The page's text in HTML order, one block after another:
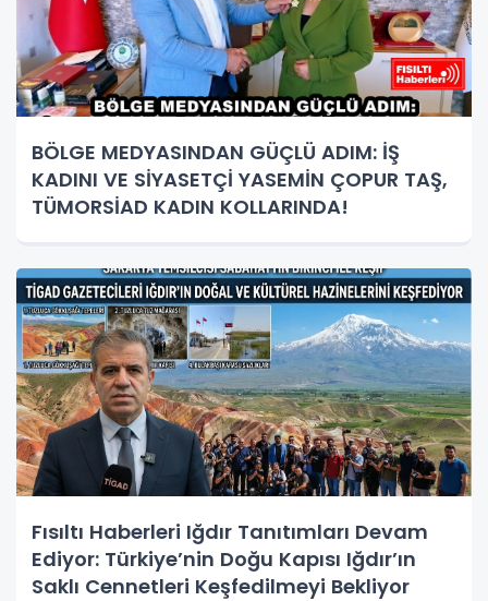
BÖLGE MEDYASINDAN GÜÇLÜ ADIM: İŞ
KADINI VE SİYASETÇİ YASEMİN ÇOPUR TAŞ,
TÜMORSİAD KADIN KOLLARINDA!
Fısıltı Haberleri Iğdır Tanıtımları Devam
Ediyor: Türkiye’nin Doğu Kapısı Iğdır’ın
Saklı Cennetleri Keşfedilmeyi Bekliyor